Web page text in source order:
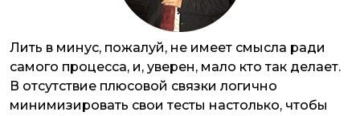
Лить в минус, пожалуй, не имеет смысла ради
самого процесса, и, уверен, мало кто так делает.
В отсутствие плюсовой связки логично
минимизировать свои тесты настолько, чтобы